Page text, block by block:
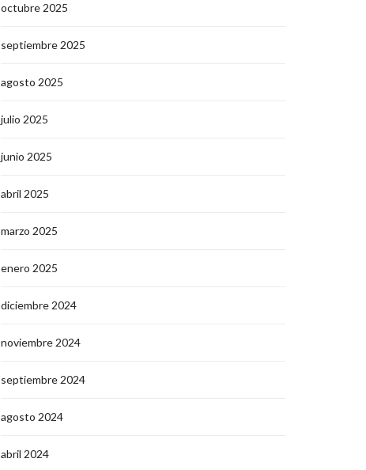
octubre 2025
septiembre 2025
agosto 2025
julio 2025
junio 2025
abril 2025
marzo 2025
enero 2025
diciembre 2024
noviembre 2024
septiembre 2024
agosto 2024
abril 2024